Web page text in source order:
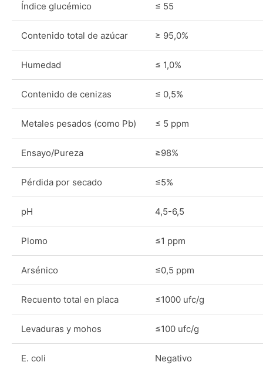
Índice glucémico ≤ 55
Contenido total de azúcar ≥ 95,0%
Humedad ≤ 1,0%
Contenido de cenizas ≤ 0,5%
Metales pesados (como Pb) ≤ 5 ppm
Ensayo/Pureza ≥98%
Pérdida por secado ≤5%
pH 4,5-6,5
Plomo ≤1 ppm
Arsénico ≤0,5 ppm
Recuento total en placa ≤1000 ufc/g
Levaduras y mohos ≤100 ufc/g
E. coli Negativo